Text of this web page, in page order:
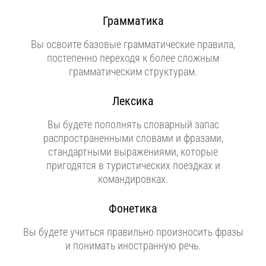
Грамматика
Вы освоите базовые грамматические правила,
постепенно переходя к более сложным
грамматическим структурам.
Лексика
Вы будете пополнять словарный запас
распространенными словами и фразами,
стандартными выражениями, которые
пригодятся в туристических поездках и
командировках.
Фонетика
Вы будете учиться правильно произносить фразы
и понимать иностранную речь.